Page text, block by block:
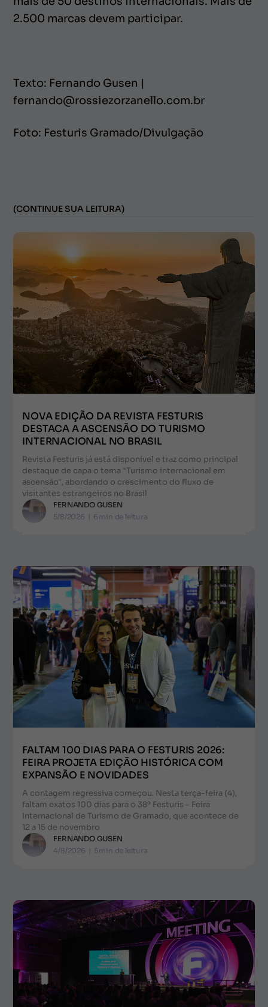
2.500 marcas devem participar.
Texto: Fernando Gusen |
fernando@rossiezorzanello.com.br
Foto: Festuris Gramado/Divulgação
(CONTINUE SUA LEITURA)
NOVA EDIÇÃO DA REVISTA FESTURIS
DESTACA A ASCENSÃO DO TURISMO
INTERNACIONAL NO BRASIL
Revista Festuris já está disponível e traz como principal
destaque de capa o tema "Turismo internacional em
ascensão", abordando o crescimento do fluxo de
visitantes estrangeiros no Brasil
FERNANDO GUSEN
5/8/2026 | 6 min de leitura
FALTAM 100 DIAS PARA O FESTURIS 2026:
FEIRA PROJETA EDIÇÃO HISTÓRICA COM
EXPANSÃO E NOVIDADES
A contagem regressiva começou. Nesta terça-feira (4),
faltam exatos 100 dias para o 38º Festuris – Feira
Internacional de Turismo de Gramado, que acontece de
12 a 15 de novembro
FERNANDO GUSEN
4/8/2026 | 5min de leitura